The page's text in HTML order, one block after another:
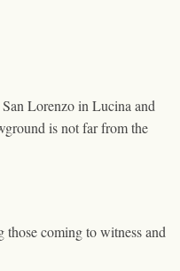
Lorenzo in Lucina and
is not far from the
those coming to witness and